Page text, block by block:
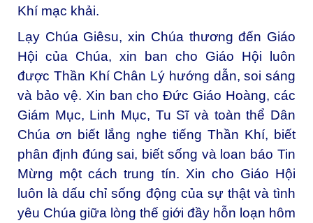
Khí mạc khải.
Lạy Chúa Giêsu, xin Chúa thương đến Giáo
Hội của Chúa, xin ban cho Giáo Hội luôn
được Thần Khí Chân Lý hướng dẫn, soi sáng
và bảo vệ. Xin ban cho Đức Giáo Hoàng, các
Giám Mục, Linh Mục, Tu Sĩ và toàn thể Dân
Chúa ơn biết lắng nghe tiếng Thần Khí, biết
phân định đúng sai, biết sống và loan báo Tin
Mừng một cách trung tín. Xin cho Giáo Hội
luôn là dấu chỉ sống động của sự thật và tình
yêu Chúa giữa lòng thế giới đầy hỗn loạn hôm